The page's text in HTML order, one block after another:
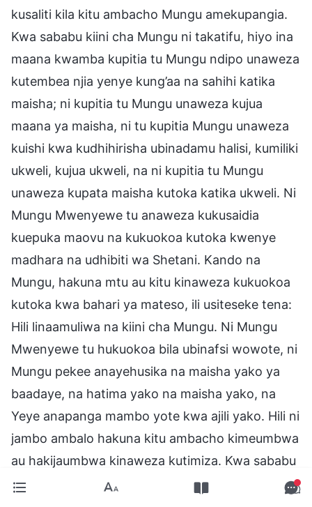
kusaliti kila kitu ambacho Mungu amekupangia.
Kwa sababu kiini cha Mungu ni takatifu, hiyo ina
maana kwamba kupitia tu Mungu ndipo unaweza
kutembea njia yenye kung’aa na sahihi katika
maisha; ni kupitia tu Mungu unaweza kujua
maana ya maisha, ni tu kupitia Mungu unaweza
kuishi kwa kudhihirisha ubinadamu halisi, kumiliki
ukweli, kujua ukweli, na ni kupitia tu Mungu
unaweza kupata maisha kutoka katika ukweli. Ni
Mungu Mwenyewe tu anaweza kukusaidia
kuepuka maovu na kukuokoa kutoka kwenye
madhara na udhibiti wa Shetani. Kando na
Mungu, hakuna mtu au kitu kinaweza kukuokoa
kutoka kwa bahari ya mateso, ili usiteseke tena:
Hili linaamuliwa na kiini cha Mungu. Ni Mungu
Mwenyewe tu hukuokoa bila ubinafsi wowote, ni
Mungu pekee anayehusika na maisha yako ya
baadaye, na hatima yako na maisha yako, na
Yeye anapanga mambo yote kwa ajili yako. Hili ni
jambo ambalo hakuna kitu ambacho kimeumbwa
au hakijaumbwa kinaweza kutimiza. Kwa sababu
hakuna kitu ambacho kimeumbwa au